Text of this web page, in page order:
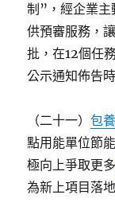
制”，經企業
供預審服務，
批，在12個任
公示通知佈告
（二十一）包
點用能單位節
極向上爭取更
為新上項目落